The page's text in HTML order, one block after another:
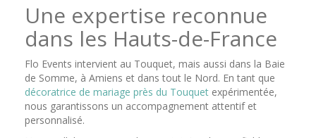
Une expertise reconnue
dans les Hauts-de-France
Flo Events intervient au Touquet, mais aussi dans la Baie
de Somme, à Amiens et dans tout le Nord. En tant que
décoratrice de mariage près du Touquet expérimentée,
nous garantissons un accompagnement attentif et
personnalisé.